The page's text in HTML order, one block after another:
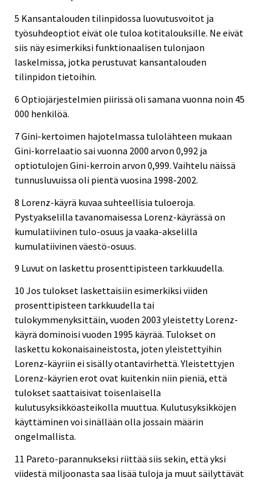
5 Kansantalouden tilinpidossa luovutusvoitot ja
työsuhdeoptiot eivät ole tuloa kotitalouksille. Ne eivät
siis näy esimerkiksi funktionaalisen tulonjaon
laskelmissa, jotka perustuvat kansantalouden
tilinpidon tietoihin.
6 Optiojärjestelmien piirissä oli samana vuonna noin 45
000 henkilöä.
7 Gini-kertoimen hajotelmassa tulolähteen mukaan
Gini-korrelaatio sai vuonna 2000 arvon 0,992 ja
optiotulojen Gini-kerroin arvon 0,999. Vaihtelu näissä
tunnusluvuissa oli pientä vuosina 1998-2002.
8 Lorenz-käyrä kuvaa suhteellisia tuloeroja.
Pystyakselilla tavanomaisessa Lorenz-käyrässä on
kumulatiivinen tulo-osuus ja vaaka-akselilla
kumulatiivinen väestö-osuus.
9 Luvut on laskettu prosenttipisteen tarkkuudella.
10 Jos tulokset laskettaisiin esimerkiksi viiden
prosenttipisteen tarkkuudella tai
tulokymmenyksittäin, vuoden 2003 yleistetty Lorenz-
käyrä dominoisi vuoden 1995 käyrää. Tulokset on
laskettu kokonaisaineistosta, joten yleistettyihin
Lorenz-käyriin ei sisälly otantavirhettä. Yleistettyjen
Lorenz-käyrien erot ovat kuitenkin niin pieniä, että
tulokset saattaisivat toisenlaisella
kulutusyksikköasteikolla muuttua. Kulutusyksikköjen
käyttäminen voi sinällään olla jossain määrin
ongelmallista.
11 Pareto-parannukseksi riittää siis sekin, että yksi
viidestä miljoonasta saa lisää tuloja ja muut säilyttävät